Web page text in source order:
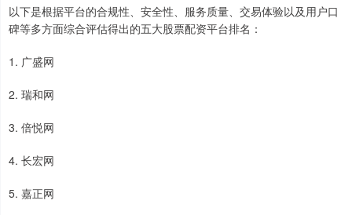
以下是根据平台的合规性、安全性、服务质量、交易体验以及用户口
碑等多方面综合评估得出的五大股票配资平台排名：
1. 广盛网
2. 瑞和网
3. 倍悦网
4. 长宏网
5. 嘉正网